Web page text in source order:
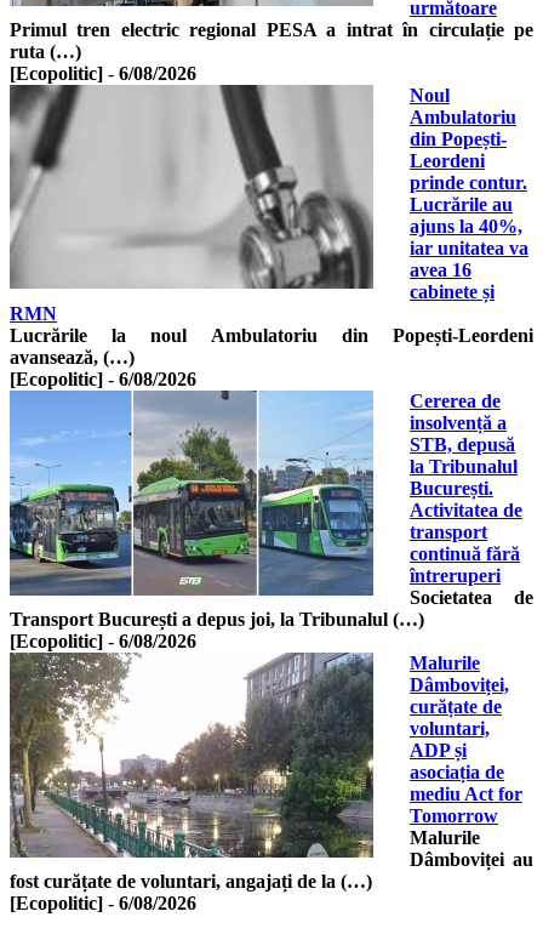
următoare
Primul tren electric regional PESA a intrat în circulație pe
ruta (…)
[Ecopolitic] - 6/08/2026
Noul
Ambulatoriu
din Popești-
Leordeni
prinde contur.
Lucrările au
ajuns la 40%,
iar unitatea va
avea 16
cabinete și
RMN
Lucrările la noul Ambulatoriu din Popești-Leordeni
avansează, (…)
[Ecopolitic] - 6/08/2026
Cererea de
insolvență a
STB, depusă
la Tribunalul
București.
Activitatea de
transport
continuă fără
întreruperi
Societatea de
Transport București a depus joi, la Tribunalul (…)
[Ecopolitic] - 6/08/2026
Malurile
Dâmboviței,
curățate de
voluntari,
ADP și
asociația de
mediu Act for
Tomorrow
Malurile
Dâmboviței au
fost curățate de voluntari, angajați de la (…)
[Ecopolitic] - 6/08/2026